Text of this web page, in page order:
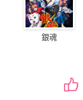
銀魂